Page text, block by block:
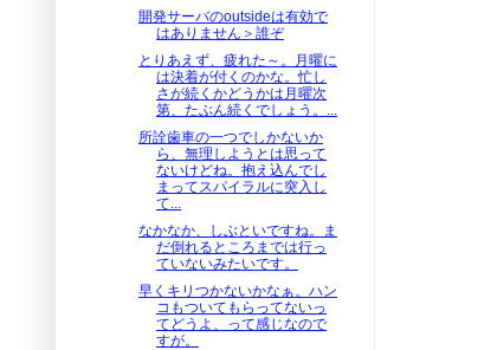
開発サーバのoutsideは有効で
はありません＞誰ぞ
とりあえず、疲れた～。月曜に
は決着が付くのかな。忙し
さが続くかどうかは月曜次
第、たぶん続くでしょう。...
所詮歯車の一つでしかないか
ら、無理しようとは思って
ないけどね。抱え込んでし
まってスパイラルに突入し
て...
なかなか、しぶといですね。ま
だ倒れるところまでは行っ
ていないみたいです。
早くキリつかないかなぁ。ハン
コもついてもらってないっ
てどうよ、って感じなので
すが。